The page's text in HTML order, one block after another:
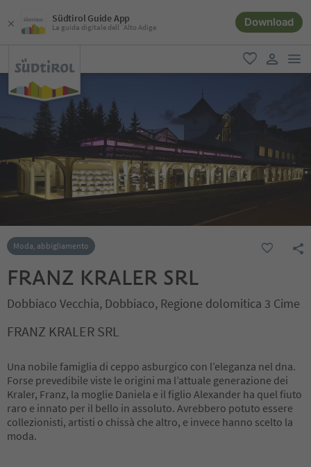
Südtirol Guide App
La guida digitale dell´Alto Adige Download
favoriti
user link
Moda, abbigliamento
FRANZ KRALER SRL
Dobbiaco Vecchia, Dobbiaco, Regione dolomitica 3 Cime
FRANZ KRALER SRL
Una nobile famiglia di ceppo asburgico con l’eleganza nel dna.
Forse prevedibile viste le origini ma l’attuale generazione dei
Kraler, Franz, la moglie Daniela e il figlio Alexander ha quel fiuto
raro e innato per il bello in assoluto. Avrebbero potuto essere
collezionisti, artisti o chissà che altro, e invece hanno scelto la
moda.